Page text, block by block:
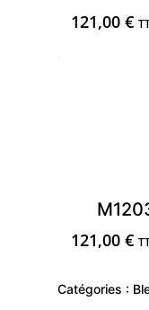
121,00€
121,00€
Catégories :